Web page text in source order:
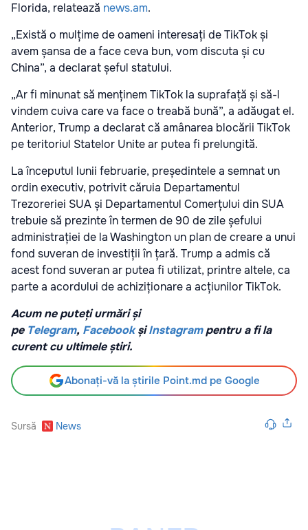
Florida, relatează news.am.
„Există o mulțime de oameni interesați de TikTok și
avem șansa de a face ceva bun, vom discuta și cu
China”, a declarat șeful statului.
„Ar fi minunat să menținem TikTok la suprafață și să-l
vindem cuiva care va face o treabă bună”, a adăugat el.
Anterior, Trump a declarat că amânarea blocării TikTok
pe teritoriul Statelor Unite ar putea fi prelungită.
La începutul lunii februarie, președintele a semnat un
ordin executiv, potrivit căruia Departamentul
Trezoreriei SUA și Departamentul Comerțului din SUA
trebuie să prezinte în termen de 90 de zile șefului
administrației de la Washington un plan de creare a unui
fond suveran de investiții în țară. Trump a admis că
acest fond suveran ar putea fi utilizat, printre altele, ca
parte a acordului de achiziționare a acțiunilor TikTok.
Acum ne puteți urmări și
pe Telegram, Facebook șiInstagrampentru a fi la
curent cu ultimele știri.
Abonați-vă la știrile Point.md pe Google
Sursă News